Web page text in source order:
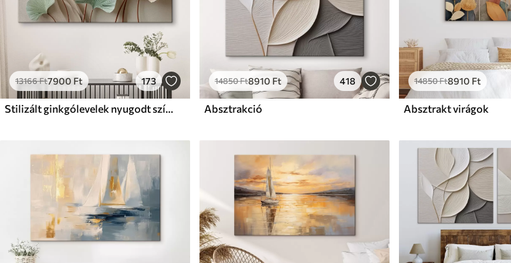
13166Ft7900 Ft 173
Stilizált ginkgólevelek nyugodt színekben
14850Ft8910 Ft 418
Absztrakció
14850Ft8910 Ft
Absztrakt virágok